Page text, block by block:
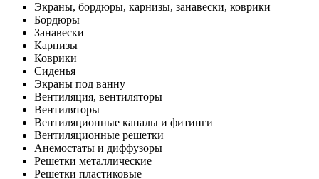
Экраны, бордюры, карнизы, занавески, коврики
Бордюры
Занавески
Карнизы
Коврики
Сиденья
Экраны под ванну
Вентиляция, вентиляторы
Вентиляторы
Вентиляционные каналы и фитинги
Вентиляционные решетки
Анемостаты и диффузоры
Решетки металлические
Решетки пластиковые